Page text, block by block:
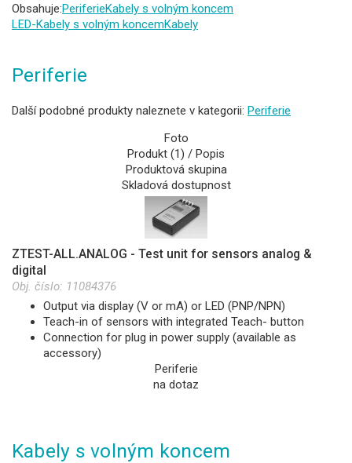
Obsahuje:PeriferieKabely s volným koncem
LED-Kabely s volným koncemKabely
Periferie
Další podobné produkty naleznete v kategorii: Periferie
Foto
Produkt (1) / Popis
Produktová skupina
Skladová dostupnost
ZTEST-ALL.ANALOG - Test unit for sensors analog &
digital
Obj. číslo: 11084376
Output via display (V or mA) or LED (PNP/NPN)
Teach-in of sensors with integrated Teach- button
Connection for plug in power supply (available as
accessory)
Periferie
na dotaz
Kabely s volným koncem